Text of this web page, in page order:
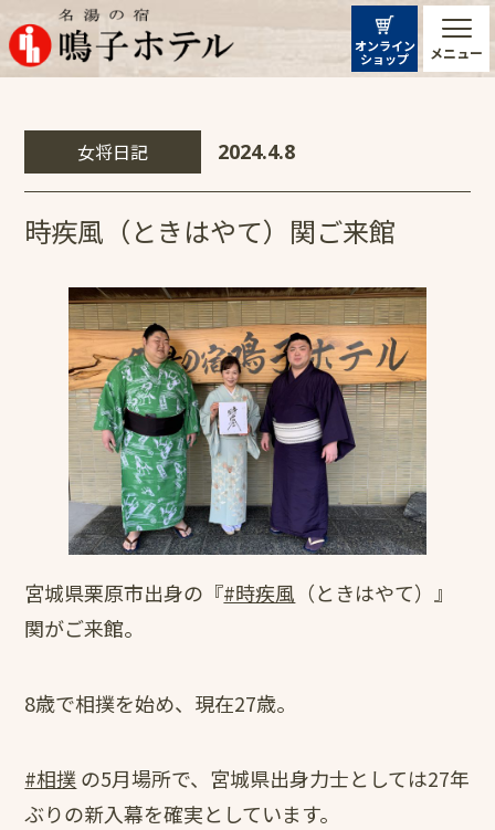
メニュー
オンライン
ショップ
女将日記 2024.4.8
時疾風（ときはやて）関ご来館
宮城県栗原市出身の『#時疾風 （ときはやて）』
関がご来館。
8歳で相撲を始め、現在27歳。
#相撲の5月場所で、宮城県出身力士としては27年
ぶりの新入幕を確実としています。